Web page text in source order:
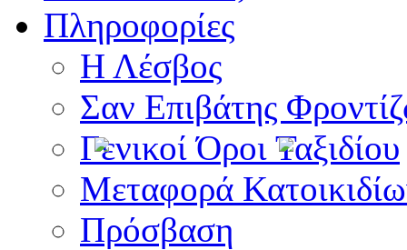
Πληροφορίες
Η Λέσβος
Σαν Επιβάτης
Γενικοί Όροι Ταξιδίου
Μεταφορά
Πρόσβαση